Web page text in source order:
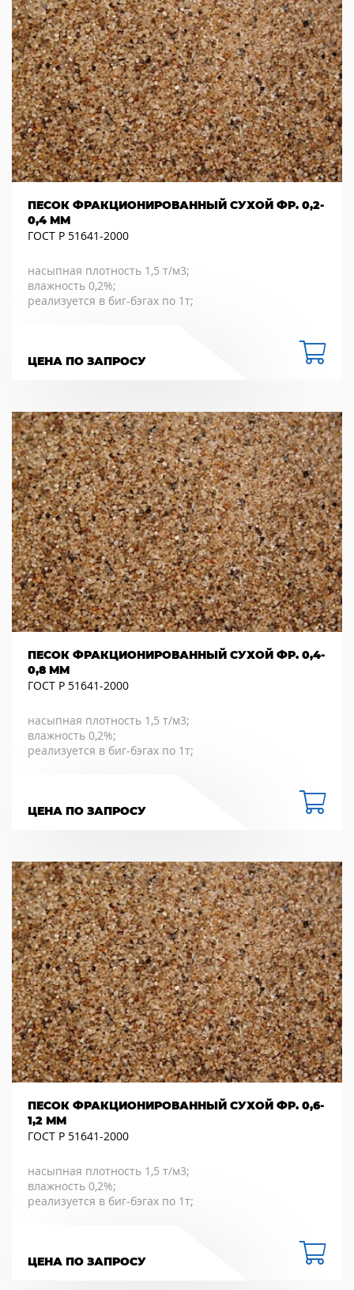
ПЕСОК ФРАКЦИОНИРОВАННЫЙ СУХОЙ ФР. 0,2-
0,4 ММ
ГОСТ Р 51641-2000
насыпная плотность 1,5 т/м3;
влажность 0,2%;
реализуется в биг-бэгах по 1т;
ЦЕНА ПО ЗАПРОСУ
ПЕСОК ФРАКЦИОНИРОВАННЫЙ СУХОЙ ФР. 0,4-
0,8 ММ
ГОСТ Р 51641-2000
насыпная плотность 1,5 т/м3;
влажность 0,2%;
реализуется в биг-бэгах по 1т;
ЦЕНА ПО ЗАПРОСУ
ПЕСОК ФРАКЦИОНИРОВАННЫЙ СУХОЙ ФР. 0,6-
1,2 ММ
ГОСТ Р 51641-2000
насыпная плотность 1,5 т/м3;
влажность 0,2%;
реализуется в биг-бэгах по 1т;
ЦЕНА ПО ЗАПРОСУ